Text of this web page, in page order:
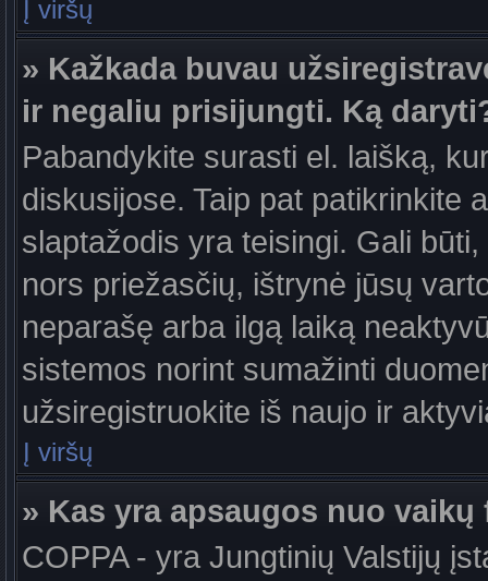
Į viršų
» Kažkada buvau
ir negaliu prisijungti. Ką
Pabandykite surasti el. laišką,
diskusijose. Taip pat patikrinkite
slaptažodis yra teisingi. Gali
nors priežasčių, ištrynė jūsų
neparašę arba ilgą laiką
sistemos norint sumažinti
užsiregistruokite iš naujo ir
Į viršų
» Kas yra apsaugos nuo vaikų
COPPA - yra Jungtinių Valstijų